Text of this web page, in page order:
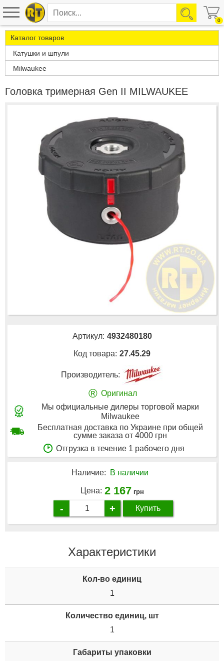
0
Каталог товаров
Катушки и шпули
Milwaukee
Головка тримерная Gen II MILWAUKEE
Артикул: 4932480180
Код товара: 27.45.29
Производитель:
® Оригинал
Мы официальные дилеры торговой марки
Milwaukee
Бесплатная доставка по Украине при общей
сумме заказа от 4000 грн
Отгрузка в течение 1 рабочего дня
Наличие: В наличии
Цена: 2 167 грн
- + Купить
Характеристики
Кол-во единиц
1
Количество единиц, шт
1
Габариты упаковки